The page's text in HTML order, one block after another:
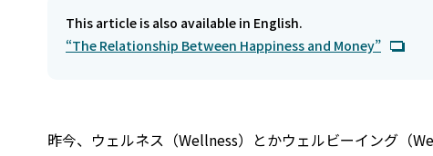
This article is also available in English.
“The Relationship Between Happiness and Money”
昨今、ウェルネス（Wellness）とかウェルビーイング（